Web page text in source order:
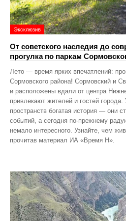
Эксклюзив
От советского наследия до
прогулка по паркам
Лето — время ярких впечатлений:
Сормовского района! Сормовский и
и расположены вдали от центра
привлекают жителей и гостей
пространств богатая история — они
событий, а сегодня по‑прежнему
немало интересного. Узнайте, чем
прочитав материал ИА «Время Н».